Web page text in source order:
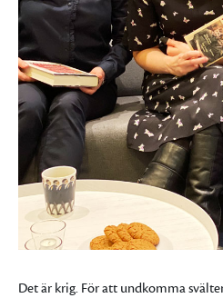
Det är krig. För att undkomma